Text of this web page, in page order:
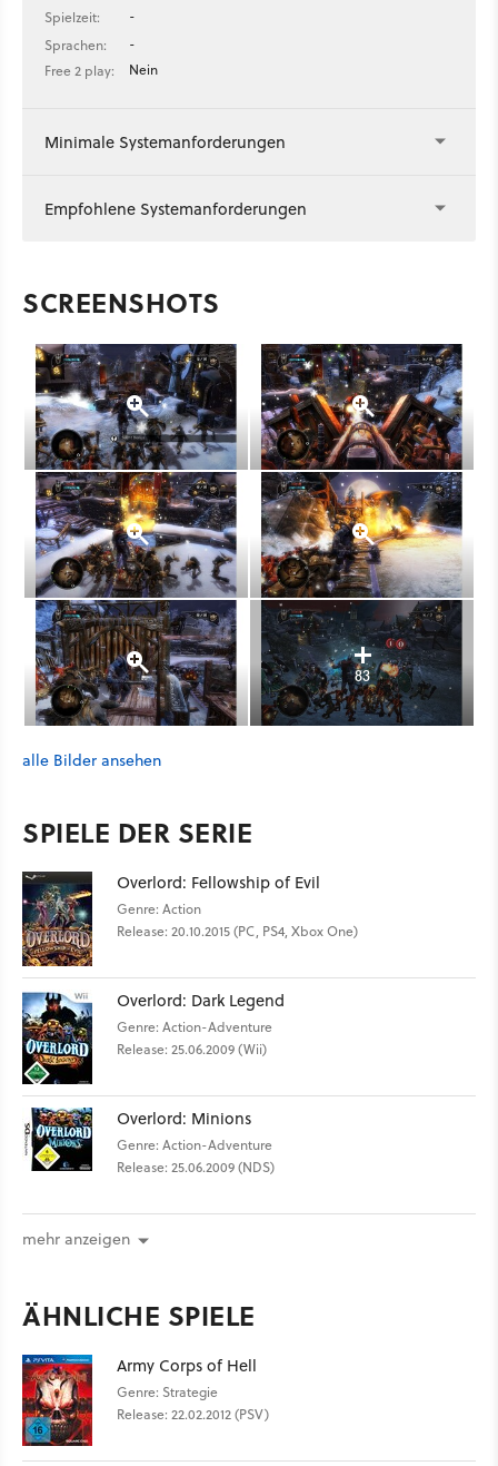
Spielzeit:
-
Sprachen:
-
Free 2 play:
Nein
Minimale Systemanforderungen
Empfohlene Systemanforderungen
SCREENSHOTS
83
alle Bilder ansehen
SPIELE DER SERIE
Overlord: Fellowship of Evil
Genre: Action
Release: 20.10.2015 (PC, PS4, Xbox One)
Overlord: Dark Legend
Genre: Action-Adventure
Release: 25.06.2009 (Wii)
Overlord: Minions
Genre: Action-Adventure
Release: 25.06.2009 (NDS)
mehr anzeigen
ÄHNLICHE SPIELE
Army Corps of Hell
Genre: Strategie
Release: 22.02.2012 (PSV)